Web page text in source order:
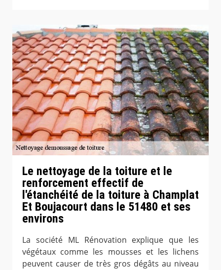
Le nettoyage de la toiture et le
renforcement effectif de
l'étanchéité de la toiture à Champlat
Et Boujacourt dans le 51480 et ses
environs
La société ML Rénovation explique que les
végétaux comme les mousses et les lichens
peuvent causer de très gros dégâts au niveau